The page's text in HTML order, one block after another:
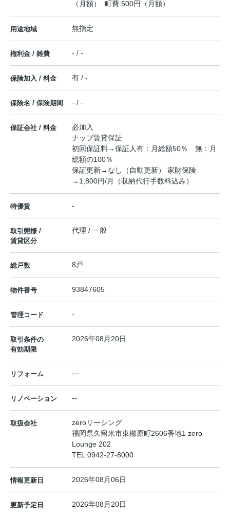
（月額） 町費:500円（月額）
用途地域 無指定
権利金 / 雑費 - / -
保険加入 / 料金 有 / -
保険名 / 保険期間 - / -
保証会社 / 料金
必加入
ナップ賃貸保証
初回保証料→保証人有：月総額50％ 無：月
総額の100％
保証更新→なし（自動更新） 家財保険
→1,800円/月（収納代行手数料込み）
特優賃 -
取引態様 /
賃貸区分
代理 / 一般
総戸数 8戸
物件番号 93847605
管理コード -
取引条件の
有効期限
2026年08月20日
リフォーム ---
リノベーション --
取扱会社
zeroリーシング
福岡県久留米市東櫛原町2606番地1 zero
Lounge 202
TEL:0942-27-8000
情報更新日 2026年08月06日
更新予定日 2026年08月20日